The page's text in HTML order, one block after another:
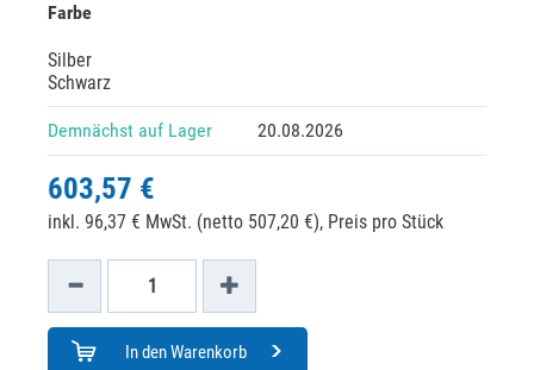
Farbe
Silber
Schwarz
Demnächst auf Lager 20.08.2026
603,57 €
inkl. 96,37 € MwSt. (netto 507,20 €), Preis pro Stück
In den Warenkorb